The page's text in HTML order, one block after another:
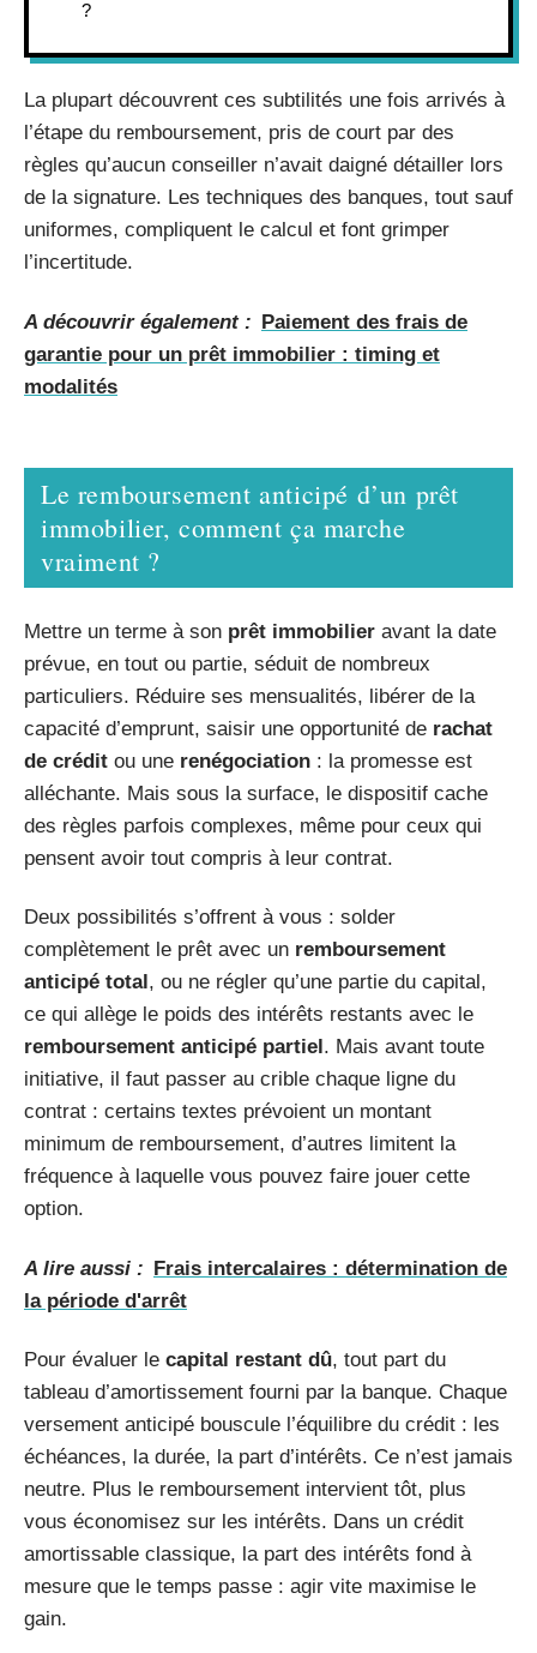
?
La plupart découvrent ces subtilités une fois arrivés à
l’étape du remboursement, pris de court par des
règles qu’aucun conseiller n’avait daigné détailler lors
de la signature. Les techniques des banques, tout sauf
uniformes, compliquent le calcul et font grimper
l’incertitude.
A découvrir également : Paiement des frais de
garantie pour un prêt immobilier : timing et
modalités
Le remboursement anticipé d’un prêt
immobilier, comment ça marche
vraiment ?
Mettre un terme à son prêt immobilier avant la date
prévue, en tout ou partie, séduit de nombreux
particuliers. Réduire ses mensualités, libérer de la
capacité d’emprunt, saisir une opportunité de rachat
de crédit ou une renégociation : la promesse est
alléchante. Mais sous la surface, le dispositif cache
des règles parfois complexes, même pour ceux qui
pensent avoir tout compris à leur contrat.
Deux possibilités s’offrent à vous : solder
complètement le prêt avec un remboursement
anticipé total, ou ne régler qu’une partie du capital,
ce qui allège le poids des intérêts restants avec le
remboursement anticipé partiel. Mais avant toute
initiative, il faut passer au crible chaque ligne du
contrat : certains textes prévoient un montant
minimum de remboursement, d’autres limitent la
fréquence à laquelle vous pouvez faire jouer cette
option.
A lire aussi : Frais intercalaires : détermination de
la période d'arrêt
Pour évaluer le capital restant dû, tout part du
tableau d’amortissement fourni par la banque. Chaque
versement anticipé bouscule l’équilibre du crédit : les
échéances, la durée, la part d’intérêts. Ce n’est jamais
neutre. Plus le remboursement intervient tôt, plus
vous économisez sur les intérêts. Dans un crédit
amortissable classique, la part des intérêts fond à
mesure que le temps passe : agir vite maximise le
gain.